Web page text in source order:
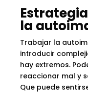
la
Trabajar la
introducir
hay extremos.
reaccionar mal y
Que puede